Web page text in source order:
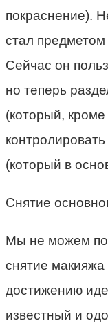
покраснение).
стал
Сейчас он
но теперь
(который, кроме
(который в
Снятие
Мы не можем
снятие
достижению
известный и